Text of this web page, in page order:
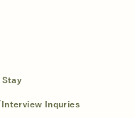
Stay
Interview Inquries